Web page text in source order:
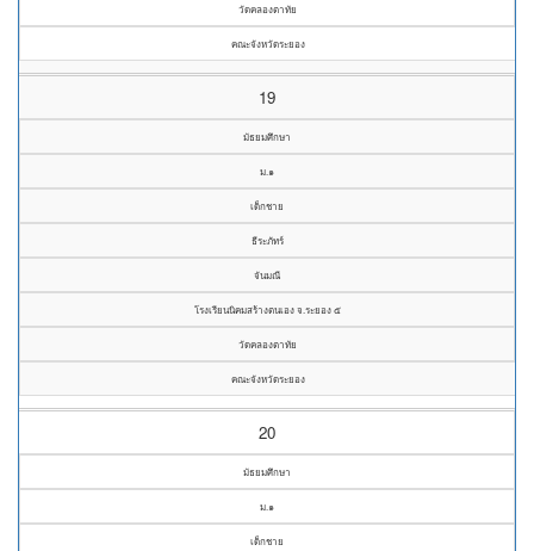
วัดคลองตาทัย
คณะจังหวัดระยอง
19
มัธยมศึกษา
ม.๑
เด็กชาย
ธีระภัทร์
จันมณี
โรงเรียนนิคมสร้างตนเอง จ.ระยอง ๕
วัดคลองตาทัย
คณะจังหวัดระยอง
20
มัธยมศึกษา
ม.๑
เด็กชาย